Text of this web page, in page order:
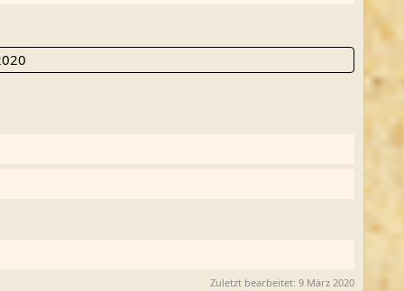
Zuletzt bearbeitet: 9 März 2020